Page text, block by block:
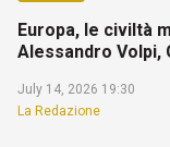
Europa, le civiltà
Alessandro Volpi,
July 14, 2026 19:30
La Redazione